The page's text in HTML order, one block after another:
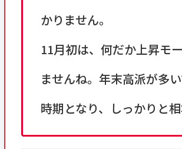
かりません。
11月初は、何だか上昇モ
ませんね。年末高派が多
時期となり、しっかりと